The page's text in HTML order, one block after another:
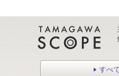
すべ